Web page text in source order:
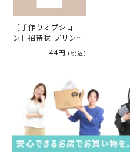
［手作りオプショ
ン］招待状 プリント
用紙追加オプション
（90×205mm／ホ
44円 (税込)